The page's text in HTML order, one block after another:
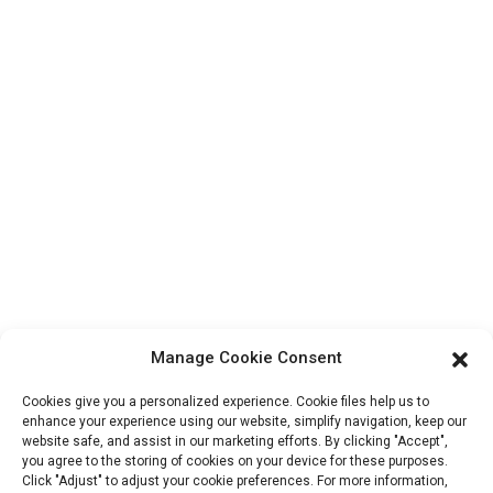
Bulletins D'information
Saisissez votre adresse e-mail et nous vous enverrons les dernières
Manage Cookie Consent
Cookies give you a personalized experience. Cookie files help us to
enhance your experience using our website, simplify navigation, keep our
website safe, and assist in our marketing efforts. By clicking "Accept",
you agree to the storing of cookies on your device for these purposes.
Click "Adjust" to adjust your cookie preferences. For more information,